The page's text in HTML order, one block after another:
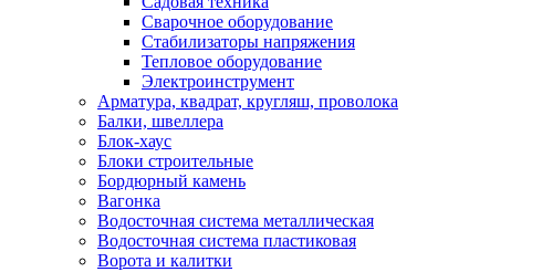
Сварочное оборудование
Стабилизаторы напряжения
Тепловое оборудование
Электроинструмент
Арматура, квадрат, кругляш, проволока
Балки, швеллера
Блок-хаус
Блоки строительные
Бордюрный камень
Вагонка
Водосточная система металлическая
Водосточная система пластиковая
Ворота и калитки